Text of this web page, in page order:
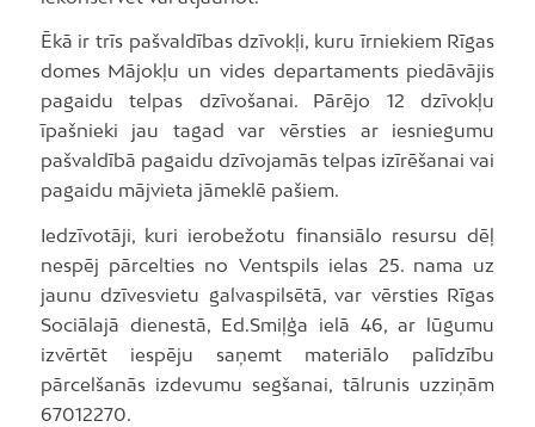
Ēkā ir trīs pašvaldības dzīvokļi, kuru īrniekiem Rīgas
domes Mājokļu un vides departaments piedāvājis
pagaidu telpas dzīvošanai. Pārējo 12 dzīvokļu
īpašnieki jau tagad var vērsties ar iesniegumu
pašvaldībā pagaidu dzīvojamās telpas izīrēšanai vai
pagaidu mājvieta jāmeklē pašiem.
Iedzīvotāji, kuri ierobežotu finansiālo resursu dēļ
nespēj pārcelties no Ventspils ielas 25. nama uz
jaunu dzīvesvietu galvaspilsētā, var vērsties Rīgas
Sociālajā dienestā, Ed.Smiļģa ielā 46, ar lūgumu
izvērtēt iespēju saņemt materiālo palīdzību
pārcelšanās izdevumu segšanai, tālrunis uzziņām
67012270.